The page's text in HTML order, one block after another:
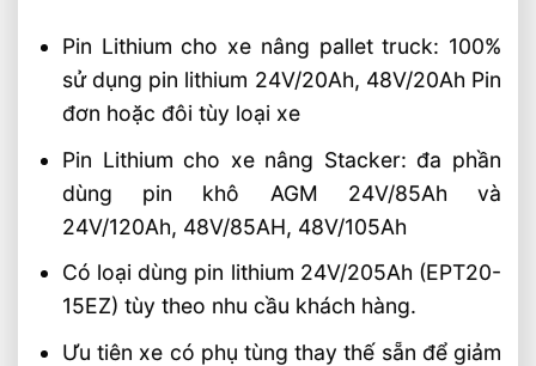
Pin Lithium cho xe nâng pallet truck: 100%
sử dụng pin lithium 24V/20Ah, 48V/20Ah Pin
đơn hoặc đôi tùy loại xe
Pin Lithium cho xe nâng Stacker: đa phần
dùng pin khô AGM 24V/85Ah và
24V/120Ah, 48V/85AH, 48V/105Ah
Có loại dùng pin lithium 24V/205Ah (EPT20-
15EZ) tùy theo nhu cầu khách hàng.
Ưu tiên xe có phụ tùng thay thế sẵn để giảm